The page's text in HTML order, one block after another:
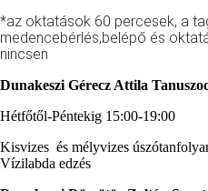
*az oktatások 60 percesek, a
medencebérlés,belépő és
nincsen
Dunakeszi Gérecz Attila
Hétfőtől-Péntekig 15:00-19:00
Kisvizes és mélyvizes
Vízilabda edzés